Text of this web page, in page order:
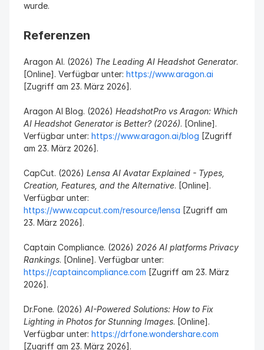
wurde.
Referenzen
Aragon AI. (2026) The Leading AI Headshot Generator.
[Online]. Verfügbar unter: https://www.aragon.ai
[Zugriff am 23. März 2026].
Aragon AI Blog. (2026) HeadshotPro vs Aragon: Which
AI Headshot Generator is Better? (2026). [Online].
Verfügbar unter: https://www.aragon.ai/blog [Zugriff
am 23. März 2026].
CapCut. (2026) Lensa AI Avatar Explained - Types,
Creation, Features, and the Alternative. [Online].
https://www.capcut.com/resource/lensa [Zugriff am
23. März 2026].
Captain Compliance. (2026) 2026 AI platforms Privacy
Rankings
https://captaincompliance.com [Zugriff am 23. März
2026].
Dr.Fone. (2026) AI-Powered Solutions: How to Fix
Lighting in Photos for Stunning Images. [Online].
Verfügbar unter: https://drfone.wondershare.com
[Zugriff am 23. März 2026].